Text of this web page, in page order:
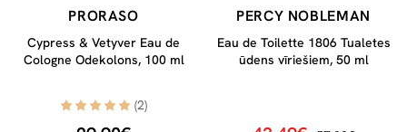
PRORASO
Cypress & Vetyver Eau de
Cologne Odekolons, 100 ml
(2)
PERCY NOBLEMAN
Eau de Toilette 1806 Tualetes
ūdens vīriešiem, 50 ml